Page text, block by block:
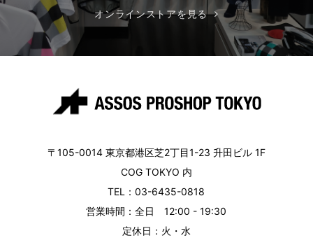
オンラインストアを見る
〒105-0014 東京都港区芝2丁目1-23 升田ビル 1F
COG TOKYO 内
TEL：03-6435-0818
営業時間：全日 12:00 - 19:30
定休日：火・水